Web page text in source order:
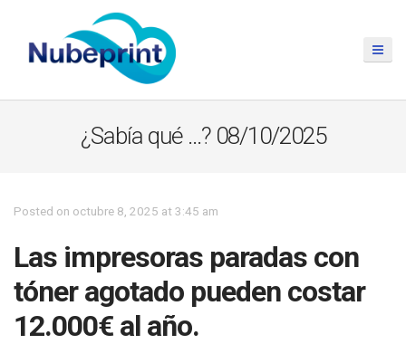
¿Sabía qué …? 08/10/2025
Posted on octubre 8, 2025 at 3:45 am
Las impresoras paradas con
tóner agotado pueden costar
12.000€ al año.